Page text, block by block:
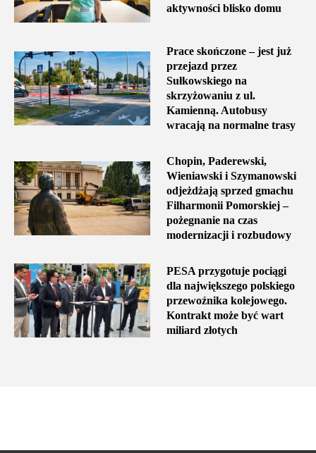
aktywności blisko domu
Prace skończone – jest już
przejazd przez
Sułkowskiego na
skrzyżowaniu z ul.
Kamienną. Autobusy
wracają na normalne trasy
Chopin, Paderewski,
Wieniawski i Szymanowski
odjeżdżają sprzed gmachu
Filharmonii Pomorskiej –
pożegnanie na czas
modernizacji i rozbudowy
PESA przygotuje pociągi
dla największego polskiego
przewoźnika kolejowego.
Kontrakt może być wart
miliard złotych